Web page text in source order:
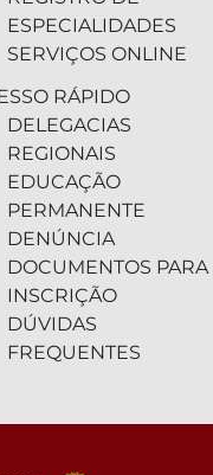
ESPECIALIDADES
SERVIÇOS ONLINE
RÁPIDO
DELEGACIAS
REGIONAIS
EDUCAÇÃO
PERMANENTE
DENÚNCIA
DOCUMENTOS PARA
INSCRIÇÃO
DÚVIDAS
FREQUENTES